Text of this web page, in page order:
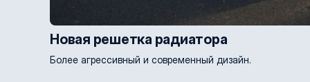
Новая решетка радиатора
Более агрессивный и современный дизайн.